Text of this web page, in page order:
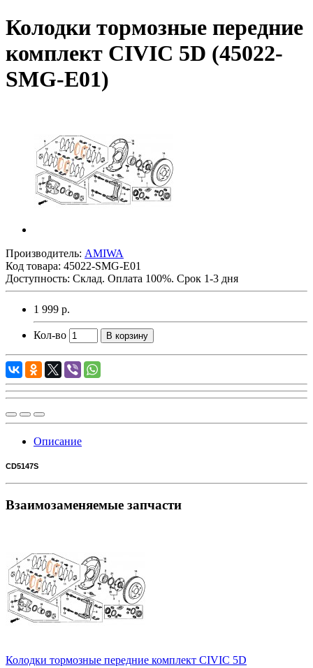
Колодки тормозные передние
комплект CIVIC 5D (45022-
SMG-E01)
Производитель: AMIWA
Код товара: 45022-SMG-E01
Доступность: Склад. Оплата 100%. Срок 1-3 дня
1 999 р.
Кол-во В корзину
Описание
CD5147S
Взаимозаменяемые запчасти
Колодки тормозные передние комплект CIVIC 5D